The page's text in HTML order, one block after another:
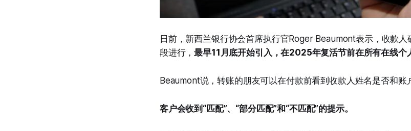
日前，新西兰银行协会首席执行官Roger Beaumont表示，收款
段进行，最早11月底开始引入，在2025年复活节前在所有在线个
Beaumont说，转账的朋友可以在付款前看到收款人姓名是否和账
客户会收到“匹配”、“部分匹配”和“不匹配”的提示。